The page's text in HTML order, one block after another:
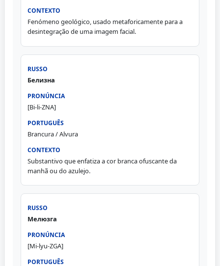
Fenómeno geológico, usado metaforicamente para a
desintegração de uma imagem facial.
Белизна
[Bi-li-ZNA]
Brancura / Alvura
Substantivo que enfatiza a cor branca ofuscante da
manhã ou do azulejo.
Мелюзга
[Mi-lyu-ZGA]